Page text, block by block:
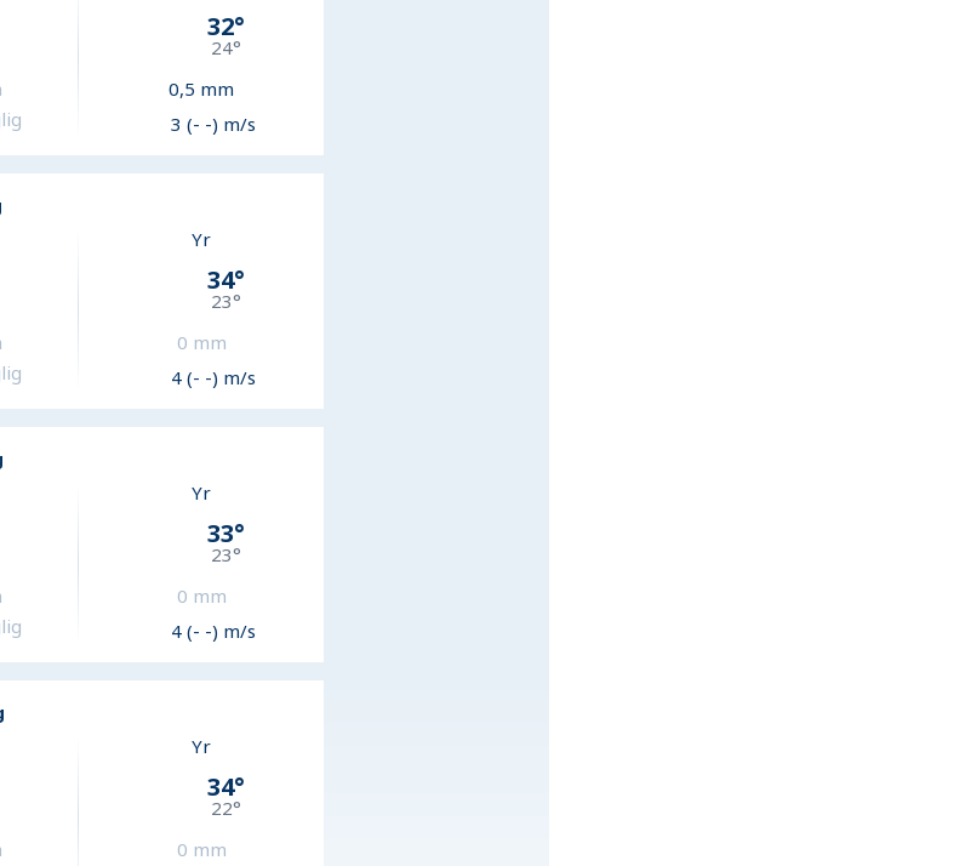
32°
24°
0,5 mm
3 (- -) m/s
Yr
34°
23°
0 mm
4 (- -) m/s
Yr
33°
23°
0 mm
4 (- -) m/s
Yr
34°
22°
0 mm